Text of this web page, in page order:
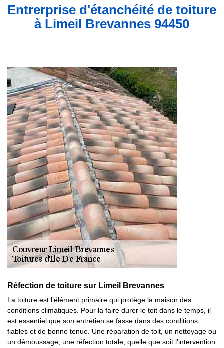
Entrerprise d'étanchéité de toiture
à Limeil Brevannes 94450
Réfection de toiture sur Limeil Brevannes
La toiture est l’élément primaire qui protège la maison des
conditions climatiques. Pour la faire durer le toit dans le temps, il
est essentiel que son entretien se fasse dans des conditions
fiables et de bonne tenue. Une réparation de toit, un nettoyage ou
un démoussage, une réfection totale, quelle que soit l’intervention